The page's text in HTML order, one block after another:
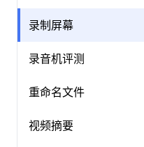
录制屏幕
录音机评测
重命名文件
视频摘要